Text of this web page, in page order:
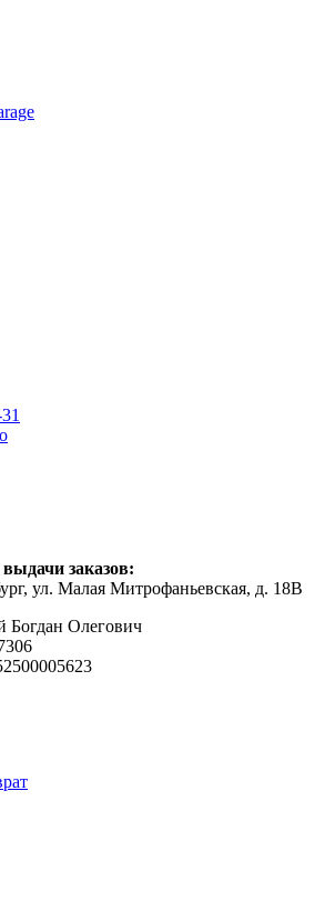
заказов:
ул. Малая Митрофаньевская, д. 18В
Богдан Олегович